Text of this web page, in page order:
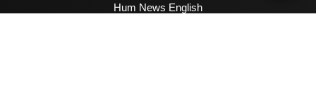
Hum News English